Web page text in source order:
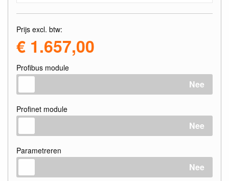
Prijs excl. btw:
€ 1.657,00
Profibus module
Nee
Profinet module
Nee
Parametreren
Nee